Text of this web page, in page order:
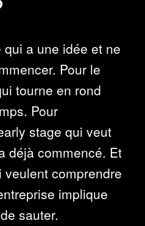
a une idée et ne
Pour le
tourne en rond
Pour
stage qui veut
déjà commencé. Et
comprendre
implique
sauter.